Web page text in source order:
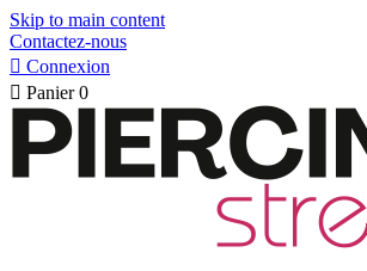
Skip to main content
Contactez-nous
 Connexion
 Panier 0